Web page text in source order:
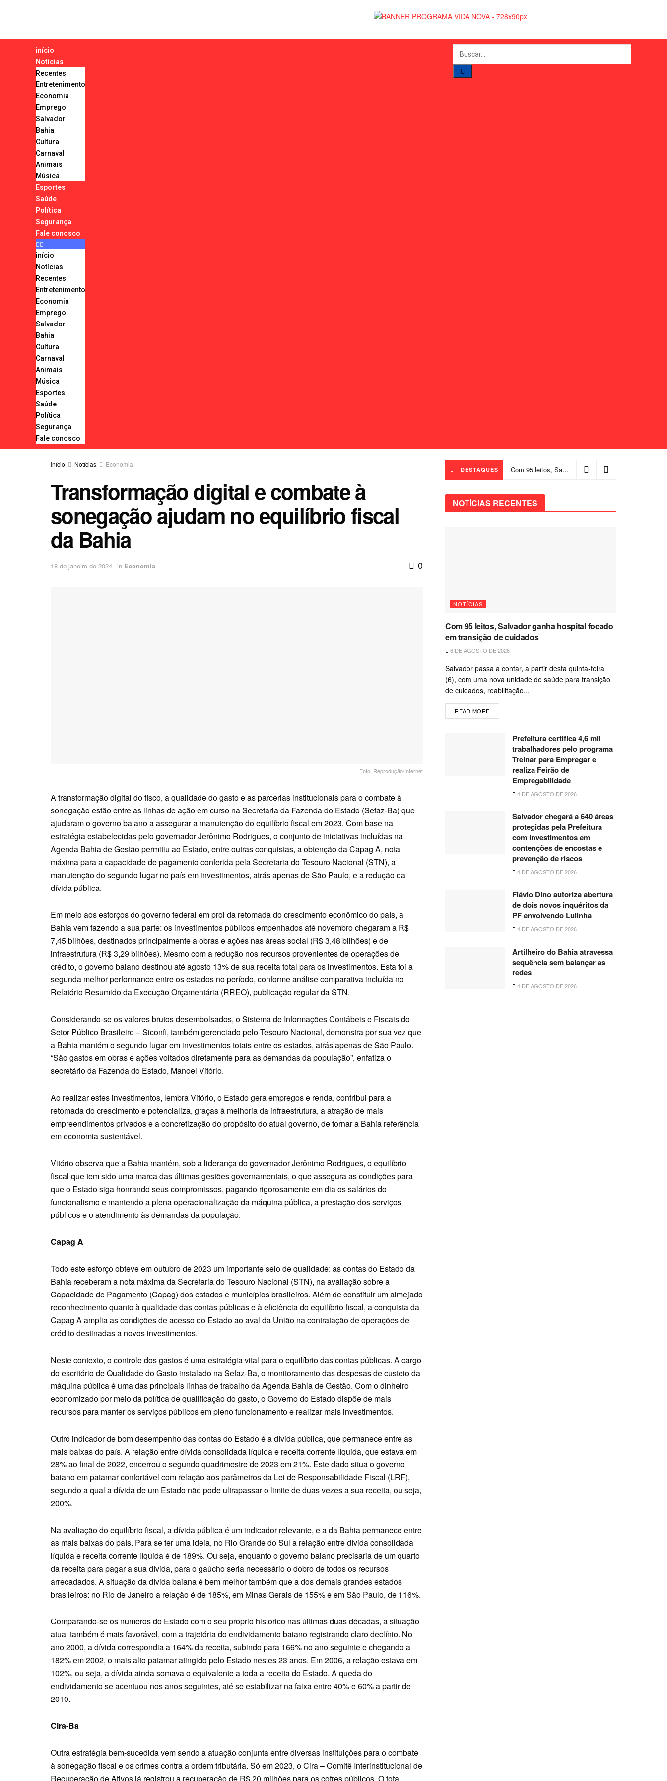
início
Notícias
Recentes
Entretenimento
Economia
Emprego
Salvador
Bahia
Cultura
Carnaval
Animais
Música
Esportes
Saúde
Política
Segurança
Fale conosco
início
Notícias
Recentes
Entretenimento
Economia
Emprego
Salvador
Bahia
Cultura
Carnaval
Animais
Música
Esportes
Saúde
Política
Segurança
Fale conosco
Início Notícias Economia
Transformação digital e combate à
sonegação ajudam no equilíbrio fiscal
da Bahia
18 de janeiro de 2024 in Economia 0
Foto: Reprodução/Internet
A transformação digital do fisco, a qualidade do gasto e as parcerias institucionais para o combate à
sonegação estão entre as linhas de ação em curso na Secretaria da Fazenda do Estado (Sefaz-Ba) que
ajudaram o governo baiano a assegurar a manutenção do equilíbrio fiscal em 2023. Com base na
estratégia estabelecidas pelo governador Jerônimo Rodrigues, o conjunto de iniciativas incluídas na
Agenda Bahia de Gestão permitiu ao Estado, entre outras conquistas, a obtenção da Capag A, nota
máxima para a capacidade de pagamento conferida pela Secretaria do Tesouro Nacional (STN), a
manutenção do segundo lugar no país em investimentos, atrás apenas de São Paulo, e a redução da
dívida pública.
Em meio aos esforços do governo federal em prol da retomada do crescimento econômico do país, a
Bahia vem fazendo a sua parte: os investimentos públicos empenhados até novembro chegaram a R$
7,45 bilhões, destinados principalmente a obras e ações nas áreas social (R$ 3,48 bilhões) e de
infraestrutura (R$ 3,29 bilhões). Mesmo com a redução nos recursos provenientes de operações de
crédito, o governo baiano destinou até agosto 13% de sua receita total para os investimentos. Esta foi a
segunda melhor performance entre os estados no período, conforme análise comparativa incluída no
Relatório Resumido da Execução Orçamentária (RREO), publicação regular da STN.
Considerando-se os valores brutos desembolsados, o Sistema de Informações Contábeis e Fiscais do
Setor Público Brasileiro – Siconfi, também gerenciado pelo Tesouro Nacional, demonstra por sua vez que
a Bahia mantém o segundo lugar em investimentos totais entre os estados, atrás apenas de São Paulo.
“São gastos em obras e ações voltados diretamente para as demandas da população”, enfatiza o
secretário da Fazenda do Estado, Manoel Vitório.
Ao realizar estes investimentos, lembra Vitório, o Estado gera empregos e renda, contribui para a
retomada do crescimento e potencializa, graças à melhoria da infraestrutura, a atração de mais
empreendimentos privados e a concretização do propósito do atual governo, de tornar a Bahia referência
em economia sustentável.
Vitório observa que a Bahia mantém, sob a liderança do governador Jerônimo Rodrigues, o equilíbrio
fiscal que tem sido uma marca das últimas gestões governamentais, o que assegura as condições para
que o Estado siga honrando seus compromissos, pagando rigorosamente em dia os salários do
funcionalismo e mantendo a plena operacionalização da máquina pública, a prestação dos serviços
públicos e o atendimento às demandas da população.
Capag A
Todo este esforço obteve em outubro de 2023 um importante selo de qualidade: as contas do Estado da
Bahia receberam a nota máxima da Secretaria do Tesouro Nacional (STN), na avaliação sobre a
Capacidade de Pagamento (Capag) dos estados e municípios brasileiros. Além de constituir um almejado
reconhecimento quanto à qualidade das contas públicas e à eficiência do equilíbrio fiscal, a conquista da
Capag A amplia as condições de acesso do Estado ao aval da União na contratação de operações de
crédito destinadas a novos investimentos.
Neste contexto, o controle dos gastos é uma estratégia vital para o equilíbrio das contas públicas. A cargo
do escritório de Qualidade do Gasto instalado na Sefaz-Ba, o monitoramento das despesas de custeio da
máquina pública é uma das principais linhas de trabalho da Agenda Bahia de Gestão. Com o dinheiro
economizado por meio da política de qualificação do gasto, o Governo do Estado dispõe de mais
recursos para manter os serviços públicos em pleno funcionamento e realizar mais investimentos.
Outro indicador de bom desempenho das contas do Estado é a dívida pública, que permanece entre as
mais baixas do país. A relação entre dívida consolidada líquida e receita corrente líquida, que estava em
28% ao final de 2022, encerrou o segundo quadrimestre de 2023 em 21%. Este dado situa o governo
baiano em patamar confortável com relação aos parâmetros da Lei de Responsabilidade Fiscal (LRF),
segundo a qual a dívida de um Estado não pode ultrapassar o limite de duas vezes a sua receita, ou seja,
200%.
Na avaliação do equilíbrio fiscal, a dívida pública é um indicador relevante, e a da Bahia permanece entre
as mais baixas do país. Para se ter uma ideia, no Rio Grande do Sul a relação entre dívida consolidada
líquida e receita corrente líquida é de 189%. Ou seja, enquanto o governo baiano precisaria de um quarto
da receita para pagar a sua dívida, para o gaúcho seria necessário o dobro de todos os recursos
arrecadados. A situação da dívida baiana é bem melhor também que a dos demais grandes estados
brasileiros: no Rio de Janeiro a relação é de 185%, em Minas Gerais de 155% e em São Paulo, de 116%.
Comparando-se os números do Estado com o seu próprio histórico nas últimas duas décadas, a situação
atual também é mais favorável, com a trajetória do endividamento baiano registrando claro declínio. No
ano 2000, a dívida correspondia a 164% da receita, subindo para 166% no ano seguinte e chegando a
182% em 2002, o mais alto patamar atingido pelo Estado nestes 23 anos. Em 2006, a relação estava em
102%, ou seja, a dívida ainda somava o equivalente a toda a receita do Estado. A queda do
endividamento se acentuou nos anos seguintes, até se estabilizar na faixa entre 40% e 60% a partir de
2010.
Cira-Ba
Outra estratégia bem-sucedida vem sendo a atuação conjunta entre diversas instituições para o combate
à sonegação fiscal e os crimes contra a ordem tributária. Só em 2023, o Cira – Comitê Interinstitucional de
Recuperação de Ativos já registrou a recuperação de R$ 20 milhões para os cofres públicos. O total
DESTAQUES Com 95 leitos, Salvador ganha hospital focado em transição de cuidados
NOTÍCIAS RECENTES
NOTÍCIAS
Com 95 leitos, Salvador ganha hospital focado
em transição de cuidados
6 DE AGOSTO DE 2026
Salvador passa a contar, a partir desta quinta-feira
(6), com uma nova unidade de saúde para transição
de cuidados, reabilitação...
READ MORE
Prefeitura certifica 4,6 mil
trabalhadores pelo programa
Treinar para Empregar e
realiza Feirão de
Empregabilidade
4 DE AGOSTO DE 2026
Salvador chegará a 640 áreas
protegidas pela Prefeitura
com investimentos em
contenções de encostas e
prevenção de riscos
4 DE AGOSTO DE 2026
Flávio Dino autoriza abertura
de dois novos inquéritos da
PF envolvendo Lulinha
4 DE AGOSTO DE 2026
Artilheiro do Bahia atravessa
sequência sem balançar as
redes
4 DE AGOSTO DE 2026